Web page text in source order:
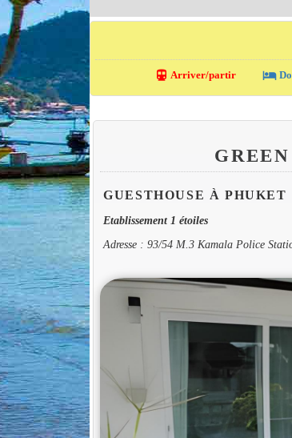
directions_transit Arriver/partir local_hotel
GUESTHOUSE À PHUKET
Etablissement 1 étoiles
Adresse : 93/54 M.3 Kamala Police